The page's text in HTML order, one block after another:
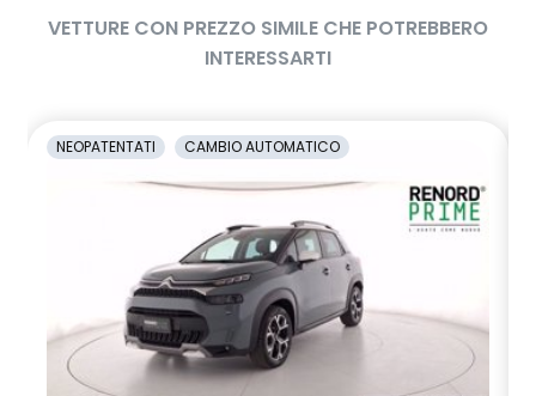
Volante regolabile in altezza e profondità
VETTURE CON PREZZO SIMILE CHE POTREBBERO
INTERESSARTI
NEOPATENTATI CAMBIO AUTOMATICO